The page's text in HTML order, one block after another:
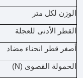
الوزن لكل متر
القطر الأدنى للعجلة
أصغر قطر انحناء مضاد
الحمولة القصوى (N)